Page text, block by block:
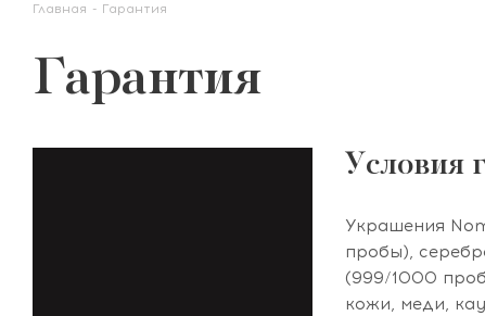
Главная - Гарантия
Гарантия
Условия
Украшения
пробы),
(999/1000
кожи, меди,